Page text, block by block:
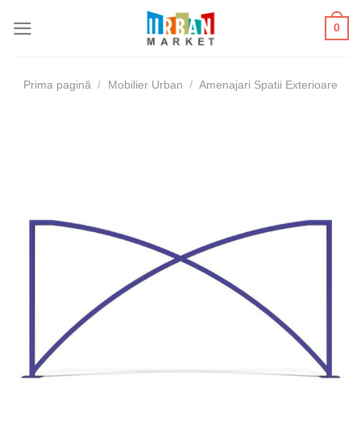
0
Prima pagină / Mobilier Urban / Amenajari Spatii Exterioare